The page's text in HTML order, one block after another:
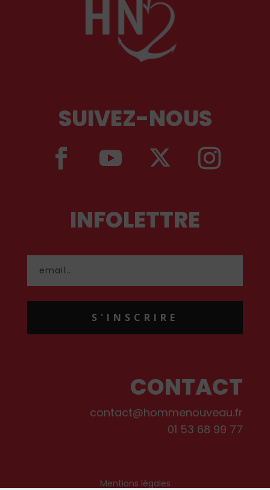
SUIVEZ-NOUS
INFOLETTRE
S'INSCRIRE
CONTACT
contact@hommenouveau.fr
01 53 68 99 77
Mentions légales